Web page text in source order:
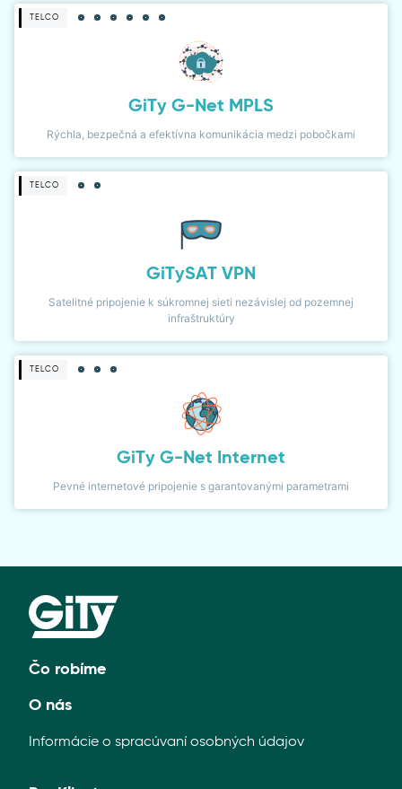
TELCO
GiTy G-Net MPLS
Rýchla, bezpečná a efektívna komunikácia medzi pobočkami
TELCO
GiTySAT VPN
Satelitné pripojenie k súkromnej sieti nezávislej od pozemnej
infraštruktúry
TELCO
GiTy G-Net Internet
Pevné internetové pripojenie s garantovanými parametrami
Čo robíme
O nás
Informácie o spracúvaní osobných údajov